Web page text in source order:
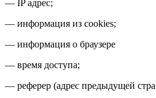
— IP адрес;
— информация из cookies;
— информация о браузере
— время доступа;
— реферер (адрес предыдущей